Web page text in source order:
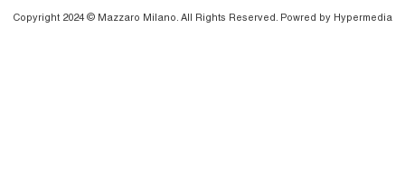
Copyright 2024 © Mazzaro Milano. All Rights Reserved. Powred by Hypermedia